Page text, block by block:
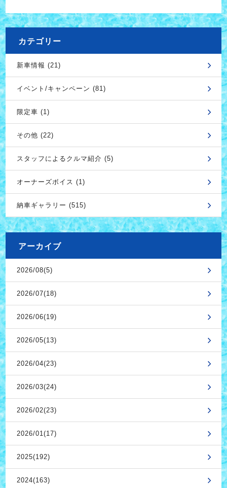
カテゴリー
新車情報 (21)
イベント/キャンペーン (81)
限定車 (1)
その他 (22)
スタッフによるクルマ紹介 (5)
オーナーズボイス (1)
納車ギャラリー (515)
アーカイブ
2026/08(5)
2026/07(18)
2026/06(19)
2026/05(13)
2026/04(23)
2026/03(24)
2026/02(23)
2026/01(17)
2025(192)
2024(163)